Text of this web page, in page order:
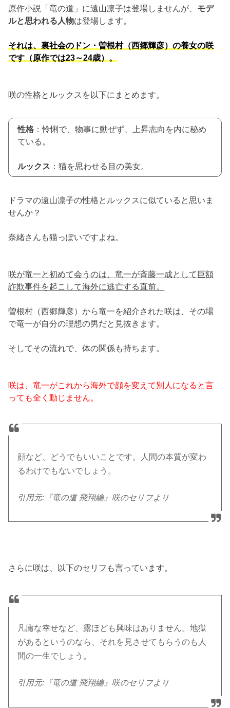
原作小説「竜の道」に遠山凛子は登場しませんが、 モデ
ルと思われる人物は登場します。
それは、裏社会のドン・曽根村（西郷輝彦）の養女の咲
です（原作では23～24歳）。
咲の性格とルックスを以下にまとめます。
性格：怜悧で、物事に動ぜず、上昇志向を内に秘め
ている。
ルックス ：猫を思わせる目の美女。
ドラマの遠山凛子の性格とルックスに似ていると思いま
せんか？
奈緒さんも猫っぽいですよね。
咲が竜一と初めて会うのは、竜一が斉藤一成として巨額
詐欺事件を起こして海外に逃亡する直前。
曽根村（西郷輝彦）から竜一を紹介された咲は、その場
で竜一が自分の理想の男だと見抜きます。
そしてその流れで、体の関係も持ちます。
咲は、竜一がこれから海外で顔を変えて別人になると言
っても全く動じません。
顔など、どうでもいいことです。人間の本質が変わ
るわけでもないでしょう。
引用元:『竜の道 飛翔編』咲のセリフより
さらに咲は、以下のセリフも言っています。
凡庸な幸せなど、露ほども興味はありません。地獄
があるというのなら、それを見させてもらうのも人
間の一生でしょう。
引用元:『竜の道 飛翔編』咲のセリフより